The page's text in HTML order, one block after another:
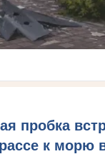
пробка
к морю